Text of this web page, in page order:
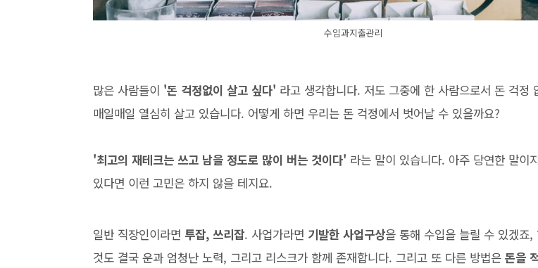
수입과지출관리
많은 사람들이 '돈 걱정없이 살고 싶다' 라고 생각합니다. 저도 그중에 한 사람으로서 돈 걱정
매일매일 열심히 살고 있습니다. 어떻게 하면 우리는 돈 걱정에서 벗어날 수 있을까요?
'최고의 재테크는 쓰고 남을 정도로 많이 버는 것이다' 라는 말이 있습니다. 아주 당연한 말이
있다면 이런 고민은 하지 않을 테지요.
일반 직장인이라면 투잡, 쓰리잡. 사업가라면 기발한 사업구상을 통해 수입을 늘릴 수 있겠죠,
것도 결국 운과 엄청난 노력, 그리고 리스크가 함께 존재합니다. 그리고 또 다른 방법은 돈을